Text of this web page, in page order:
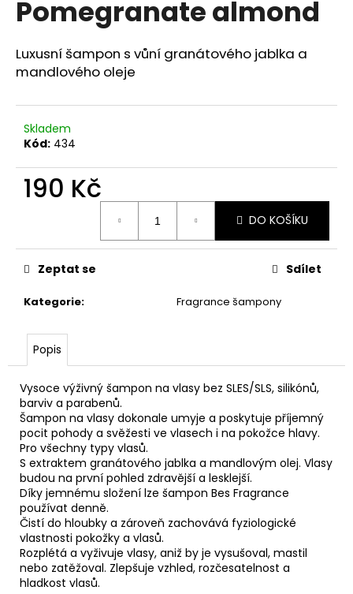
Pomegranate almond
Luxusní šampon s vůní granátového jablka a
mandlového oleje
Skladem
Kód: 434
190 Kč
DO KOŠÍKU
Kategorie: Fragrance šampony
Zeptat se Sdílet
Popis
Vysoce výživný šampon na vlasy bez SLES/SLS, silikónů,
barviv a parabenů.
Šampon na vlasy dokonale umyje a poskytuje příjemný
pocit pohody a svěžesti ve vlasech i na pokožce hlavy.
Pro všechny typy vlasů.
S extraktem granátového jablka a mandlovým olej. Vlasy
budou na první pohled zdravější a lesklejší.
Díky jemnému složení lze šampon Bes Fragrance
používat denně.
Čistí do hloubky a zároveň zachovává fyziologické
vlastnosti pokožky a vlasů.
Rozplétá a vyživuje vlasy, aniž by je vysušoval, mastil
nebo zatěžoval. Zlepšuje vzhled, rozčesatelnost a
hladkost vlasů.
a
í
t
?
D
o
o
u
j
e
m
e
F1
ŠAMPON
PROTI
LUPŮM
190
Kč